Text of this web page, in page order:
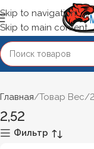
Skip to navigation
Skip to main content
Главная Товар Вес
2,52
Фильтр